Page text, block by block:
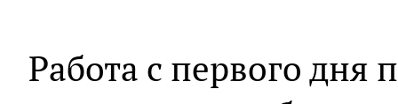
Работа с первого дня